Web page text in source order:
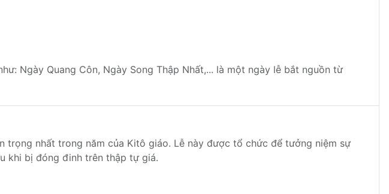
Ngày Quang Côn, Ngày Song Thập Nhất,... là một ngày lễ bắt nguồn từ
trọng nhất trong năm của Kitô giáo. Lễ này được tổ chức để tưởng niệm sự
khi bị đóng đinh trên thập tự giá.